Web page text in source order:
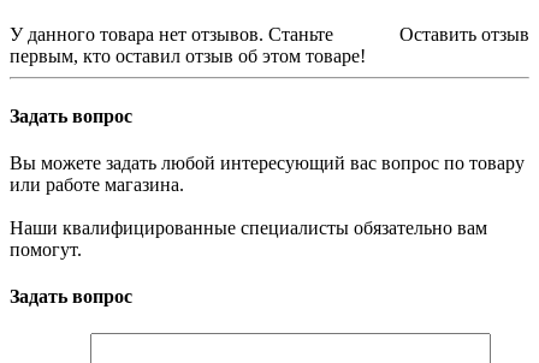
Оставить отзыв
У данного товара нет отзывов. Станьте
первым, кто оставил отзыв об этом товаре!
Задать вопрос
Вы можете задать любой интересующий вас вопрос по товару
или работе магазина.
Наши квалифицированные специалисты обязательно вам
помогут.
Задать вопрос